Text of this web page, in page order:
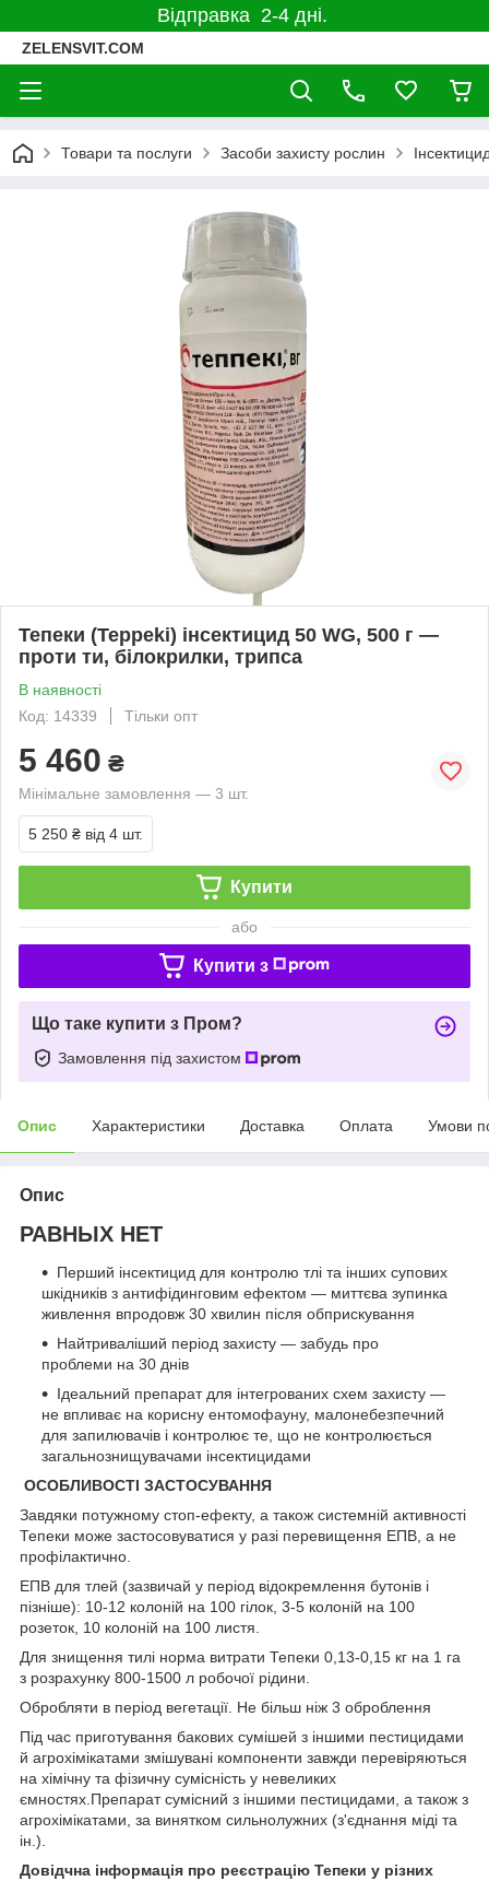
Відправка 2-4 дні.
ZELENSVIT.COM
Товари та послуги Засоби захисту рослин
Тепеки (Teppeki) інсектицид 50 WG, 500 г —
проти ти, білокрилки, трипса
В наявності
Код: 14339
Тільки опт
5 460 ₴
Мінімальне замовлення — 3 шт.
5 250 ₴ від 4 шт.
Купити
або
Купити з
Що таке купити з Пром?
Замовлення під захистом
Опис Характеристики Доставка Оплата Умови
Опис
РАВНЫХ НЕТ
Перший інсектицид для контролю тлі та інших супових
шкідників з антифідинговим ефектом — миттєва зупинка
живлення впродовж 30 хвилин після обприскування
Найтриваліший період захисту — забудь про
проблеми на 30 днів
Ідеальний препарат для інтегрованих схем захисту —
не впливає на корисну ентомофауну, малонебезпечний
для запилювачів і контролює те, що не контролюється
загальнознищувачами інсектицидами
ОСОБЛИВОСТІ ЗАСТОСУВАННЯ
Завдяки потужному стоп-ефекту, а також системній активності
Тепеки може застосовуватися у разі перевищення ЕПВ, а не
профілактично.
ЕПВ для тлей (зазвичай у період відокремлення бутонів і
пізніше): 10-12 колоній на 100 гілок, 3-5 колоній на 100
розеток, 10 колоній на 100 листя.
Для знищення тилі норма витрати Тепеки 0,13-0,15 кг на 1 га
з розрахунку 800-1500 л робочої рідини.
Обробляти в період вегетації. Не більш ніж 3 оброблення
Під час приготування бакових сумішей з іншими пестицидами
й агрохімікатами змішувані компоненти завжди перевіряються
на хімічну та фізичну сумісність у невеликих
ємностях.Препарат сумісний з іншими пестицидами, а також з
агрохімікатами, за винятком сильнолужних (з'єднання міді та
ін.).
Довідчна інформація про реєстрацію Тепеки у різних